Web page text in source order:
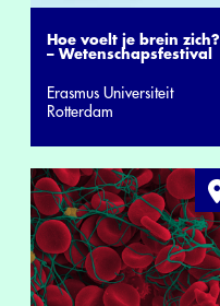
Hoe voelt je brein zich?
– Wetenschapsfestival
Erasmus Universiteit
Rotterdam